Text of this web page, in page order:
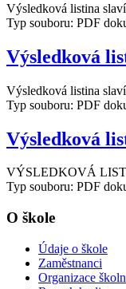
Výsledková listina
Typ souboru: PDF
Výsledková
Výsledková listina
Typ souboru: PDF
Výsledková
VÝSLEDKOVÁ
Typ souboru: PDF
O škole
Údaje o škole
Zaměstnanci
Organizace